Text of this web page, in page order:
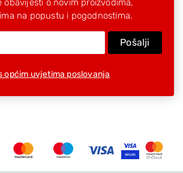
obavijesti o novim proizvodima,
na popustu i pogodnostima.
Pošalji
općim uvjetima poslovanja